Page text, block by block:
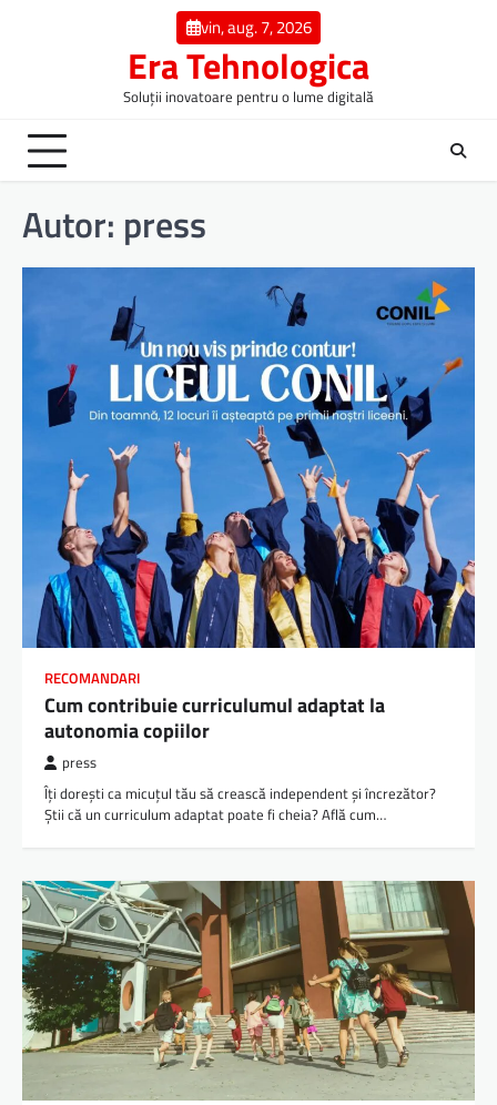
vin, aug. 7, 2026
Era Tehnologica
Soluții inovatoare pentru o lume digitală
Autor: press
RECOMANDARI
Cum contribuie curriculumul adaptat la
autonomia copiilor
press
Îți dorești ca micuțul tău să crească independent și încrezător?
Știi că un curriculum adaptat poate fi cheia? Află cum…